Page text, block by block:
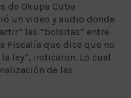
de Okupa Cuba
un video y audio donde
las “bolsitas” entre
Fiscalía que dice que no
ley”, indicaron. Lo cual
de las